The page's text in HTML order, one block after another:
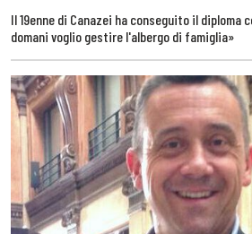
Il 19enne di Canazei ha conseguito il diploma
domani voglio gestire l'albergo di famiglia»